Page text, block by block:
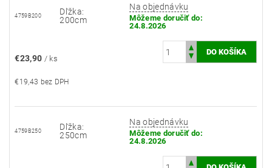
4759B200
Dľžka:
200cm
Na objednávku
Môžeme doručiť do:
24.8.2026
€23,90 / ks
€19,43 bez DPH
4759B250
Dľžka:
250cm
Na objednávku
Môžeme doručiť do:
24.8.2026